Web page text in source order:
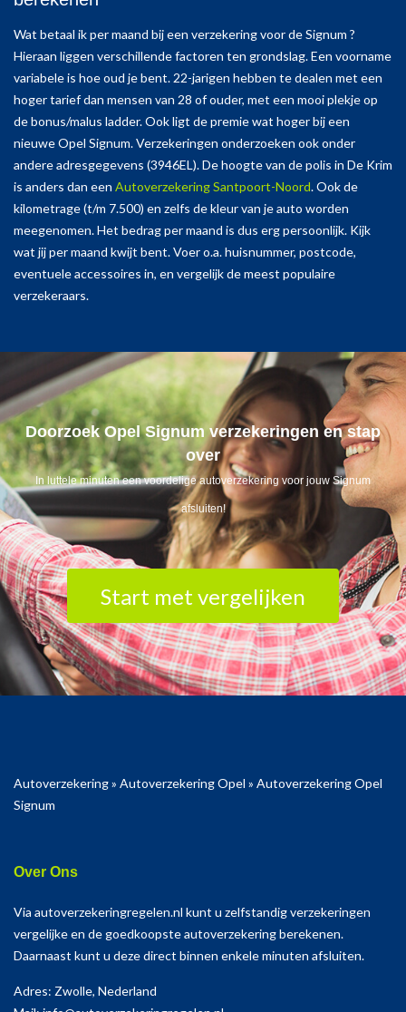
Wat betaal ik per maand bij een verzekering voor de Signum ?
Hieraan liggen verschillende factoren ten grondslag. Een voorname
variabele is hoe oud je bent. 22-jarigen hebben te dealen met een
hoger tarief dan mensen van 28 of ouder, met een mooi plekje op
de bonus/malus ladder. Ook ligt de premie wat hoger bij een
nieuwe Opel Signum. Verzekeringen onderzoeken ook onder
andere adresgegevens (3946EL). De hoogte van de polis in De Krim
is anders dan een Autoverzekering Santpoort-Noord. Ook de
kilometrage (t/m 7.500) en zelfs de kleur van je auto worden
meegenomen. Het bedrag per maand is dus erg persoonlijk. Kijk
wat jij per maand kwijt bent. Voer o.a. huisnummer, postcode,
eventuele accessoires in, en vergelijk de meest populaire
verzekeraars.
Doorzoek Opel Signum verzekeringen en stap
over
In luttele minuten een voordelige autoverzekering voor jouw Signum
afsluiten!
Start met vergelijken
Autoverzekering» Autoverzekering Opel » Autoverzekering Opel
Signum
Over Ons
Via autoverzekeringregelen.nl kunt u zelfstandig verzekeringen
vergelijke en de goedkoopste autoverzekering berekenen.
Daarnaast kunt u deze direct binnen enkele minuten afsluiten.
Adres: Zwolle, Nederland